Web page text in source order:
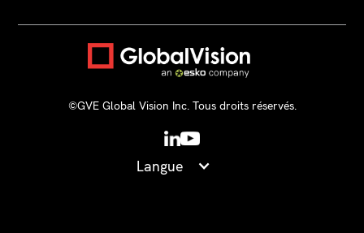
©GVE Global Vision Inc. Tous droits réservés.
Langue